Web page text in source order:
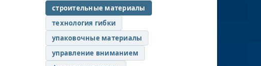
строительные материалы
технология гибки
упаковочные материалы
управление вниманием